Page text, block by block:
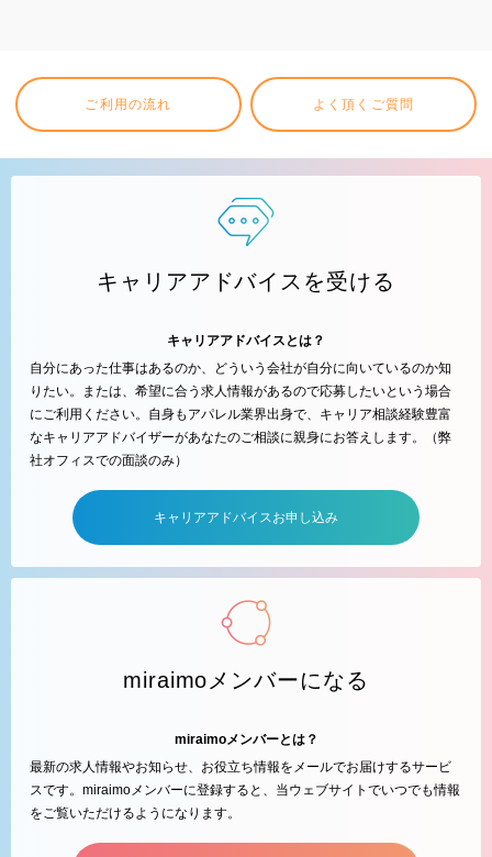
ご利用の流れ よく頂くご質問
キャリアアドバイスを受ける
キャリアアドバイスとは？
自分にあった仕事はあるのか、どういう会社が自分に向いているのか知
りたい。または、希望に合う求人情報があるので応募したいという場合
にご利用ください。自身もアパレル業界出身で、キャリア相談経験豊富
なキャリアアドバイザーがあなたのご相談に親身にお答えします。（弊
社オフィスでの面談のみ）
キャリアアドバイスお申し込み
miraimoメンバーになる
miraimoメンバーとは？
最新の求人情報やお知らせ、お役立ち情報をメールでお届けするサービ
スです。miraimoメンバーに登録すると、当ウェブサイトでいつでも情報
をご覧いただけるようになります。